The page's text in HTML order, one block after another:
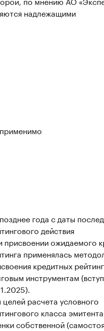
надлежащими
года с даты
действия
присвоении ожидаемого
применялась
кредитных
инструментам
целей расчета условного
класса
собственной